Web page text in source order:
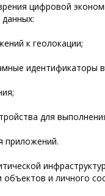
цифровой
к геолокации;
идентификаторы в
для
приложений.
и личного